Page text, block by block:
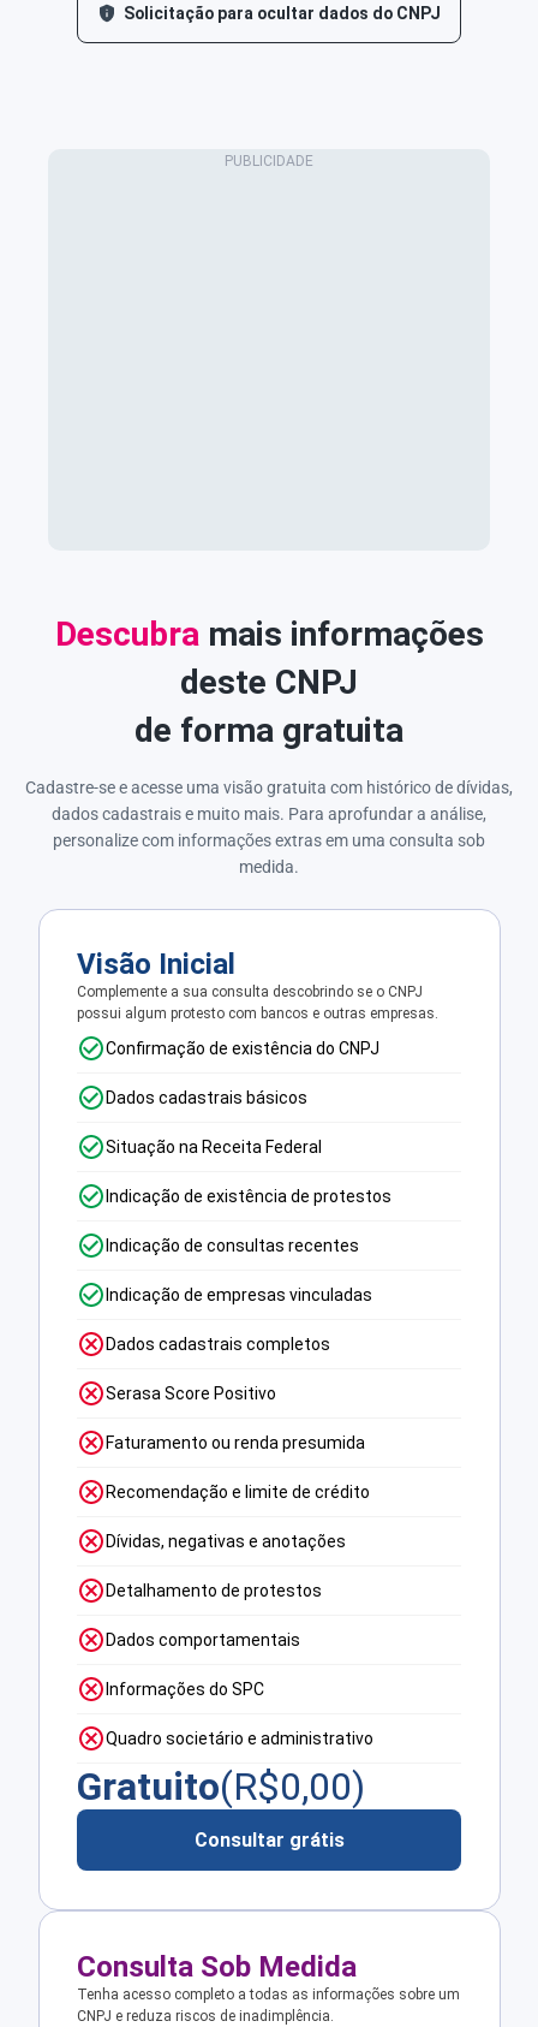
Solicitação para ocultar dados do CNPJ
Descubra mais informações
deste CNPJ
de forma gratuita
Cadastre-se e acesse uma visão gratuita com histórico de dívidas,
dados cadastrais e muito mais. Para aprofundar a análise,
personalize com informações extras em uma consulta sob
medida.
Visão Inicial
Complemente a sua consulta descobrindo se o CNPJ
possui algum protesto com bancos e outras empresas.
Confirmação de existência do CNPJ
Dados cadastrais básicos
Situação na Receita Federal
Indicação de existência de protestos
Indicação de consultas recentes
Indicação de empresas vinculadas
Dados cadastrais completos
Serasa Score Positivo
Faturamento ou renda presumida
Recomendação e limite de crédito
Dívidas, negativas e anotações
Detalhamento de protestos
Dados comportamentais
Informações do SPC
Quadro societário e administrativo
Gratuito(R$0,00)
Consultar grátis
Consulta Sob Medida
Tenha acesso completo a todas as informações sobre um
CNPJ e reduza riscos de inadimplência.